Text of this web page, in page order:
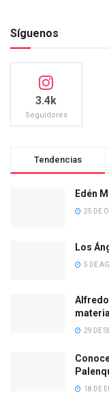
Síguenos
3.4k
Seguidores
Tendencias
Edén
25 DE
Los
5 DE
Alfredo
29 DE
18 DE